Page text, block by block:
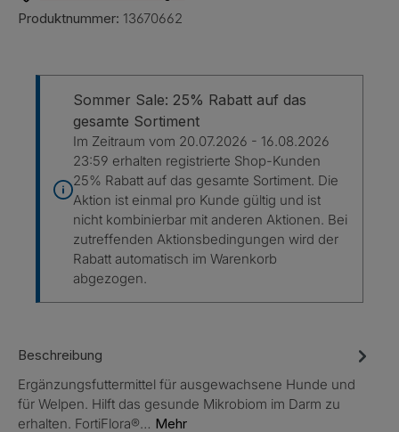
Produktnummer: 13670662
Sommer Sale: 25% Rabatt auf das
gesamte Sortiment
Im Zeitraum vom 20.07.2026 - 16.08.2026
23:59 erhalten registrierte Shop-Kunden
25% Rabatt auf das gesamte Sortiment. Die
Aktion ist einmal pro Kunde gültig und ist
nicht kombinierbar mit anderen Aktionen. Bei
zutreffenden Aktionsbedingungen wird der
Rabatt automatisch im Warenkorb
abgezogen.
Beschreibung
Ergänzungsfuttermittel für ausgewachsene Hunde und
für Welpen. Hilft das gesunde Mikrobiom im Darm zu
erhalten. FortiFlora®… Mehr